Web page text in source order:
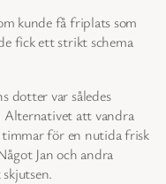
kunde få friplats som
fick ett strikt schema
dotter var således
Alternativet att vandra
timmar för en nutida frisk
Jan och andra